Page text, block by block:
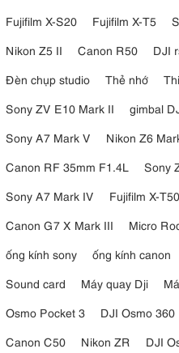
Fujifilm X-S20
Fujifilm X-T5
Nikon Z5 II
Canon R50 DJI
Đèn chụp studio
Thẻ nhớ
Sony ZV E10 Mark II
gimbal
Sony A7 Mark V
Nikon Z6
Canon RF 35mm F1.4L
Sony
Sony A7 Mark IV
Fujifilm X-T50
Canon G7 X Mark III
Micro
ống kính sony
ống kính canon
Sound card
Máy quay Dji
Osmo Pocket 3
DJI Osmo 360
Canon C50
Nikon ZR DJI